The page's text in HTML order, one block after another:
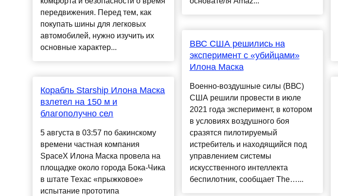
передвижения. Перед тем, как
покупать шины для легковых
автомобилей, нужно изучить их
основные характер...
Корабль Starship Илона Маска
взлетел на 150 м и
благополучно сел
5 августа в 03:57 по бакинскому
времени частная компания
SpaceX Илона Маска провела на
площадке около города Бока-Чика
в штате Техас «прыжковое»
испытание прототипа
ВВС США решились на
эксперимент с «убийцами»
Илона Маска
Военно-воздушные силы (ВВС)
США решили провести в июле
2021 года эксперимент, в котором
в условиях воздушного боя
сразятся пилотируемый
истребитель и находящийся под
управлением системы
искусственного интеллекта
беспилотник, сообщает The…...